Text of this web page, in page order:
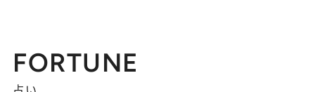
FORTUNE